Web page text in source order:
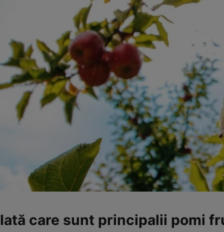
Iată care sunt principalii pomi